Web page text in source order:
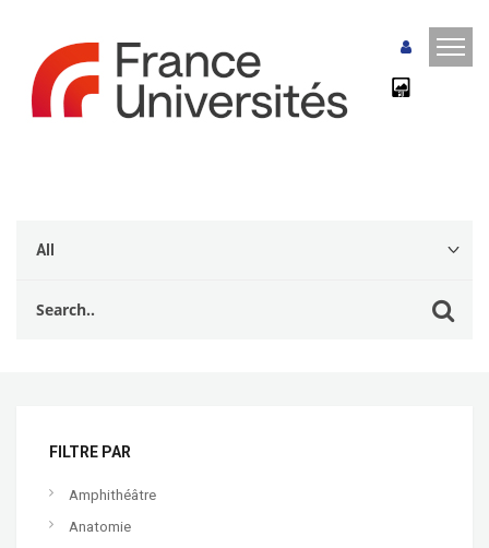
FILTRE PAR
Amphithéâtre
Anatomie